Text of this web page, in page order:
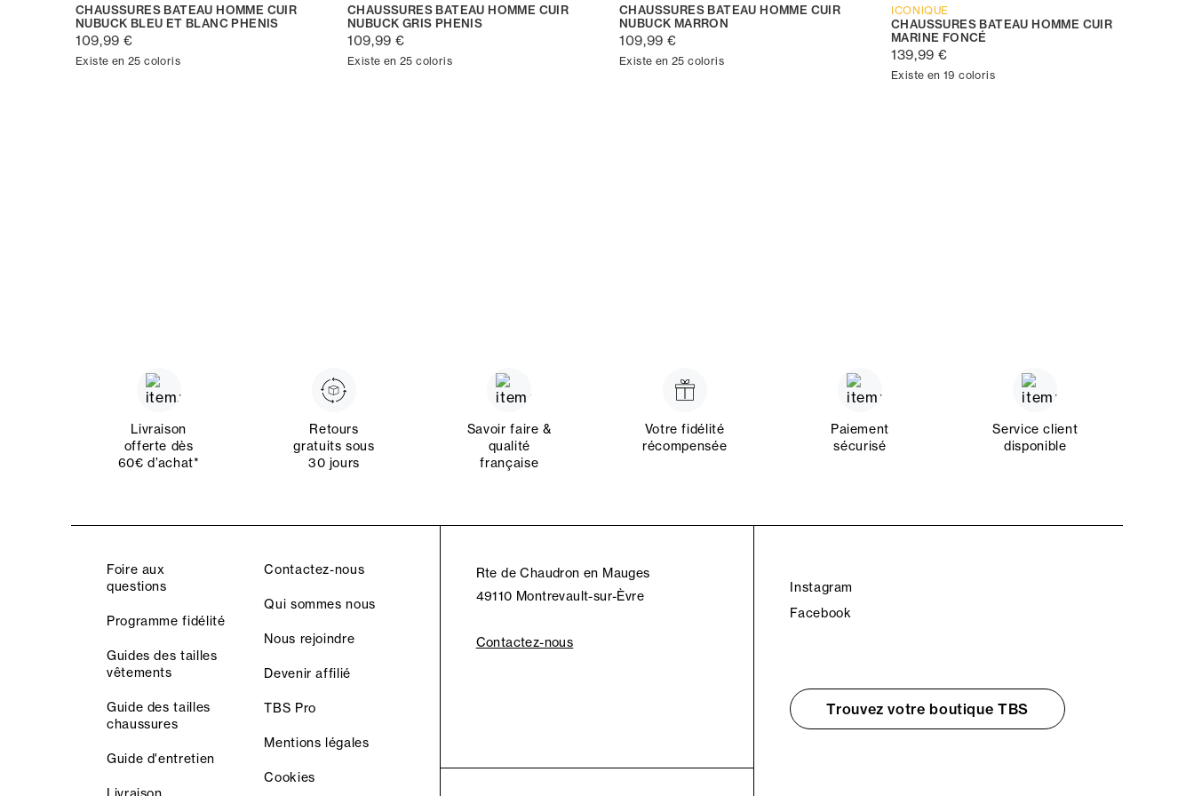
CHAUSSURES BATEAU HOMME CUIR
NUBUCK BLEU ET BLANC PHENIS
109,99 €
Existe en 25 coloris
CHAUSSURES BATEAU HOMME CUIR
NUBUCK GRIS PHENIS
109,99 €
Existe en 25 coloris
CHAUSSURES BATEAU HOMME CUIR
NUBUCK MARRON
109,99 €
Existe en 25 coloris
ICONIQUE
CHAUSSURES BATEAU HOMME CUIR
MARINE FONCÉ
139,99 €
Existe en 19 coloris
Livraison
offerte dès
60€ d’achat*
Retours
gratuits sous
30 jours
Savoir faire &
qualité
française
Votre fidélité
récompensée
Paiement
sécurisé
Service client
disponible
Foire aux
questions
Programme fidélité
Guides des tailles
vêtements
Guide des tailles
chaussures
Guide d'entretien
Contactez-nous
Qui sommes nous
Nous rejoindre
Devenir affilié
TBS Pro
Mentions légales
Cookies
Rte de Chaudron en Mauges
49110 Montrevault-sur-Èvre
Contactez-nous
Instagram
Facebook
Trouvez votre boutique TBS